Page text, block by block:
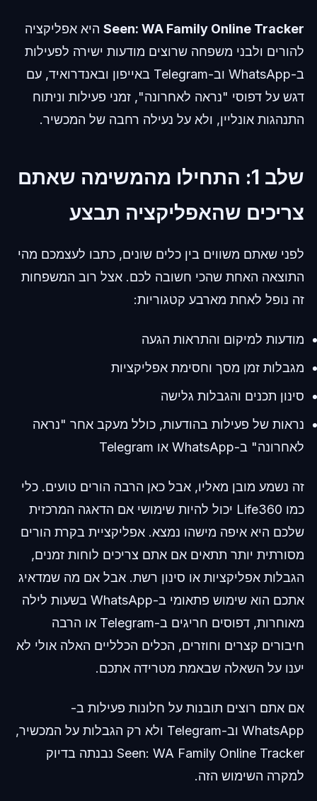
Seen: WA Family Online Trackerהיא אפליקציה
להורים ולבני משפחה שרוצים מודעות ישירה לפעילות
ב-WhatsApp וב-Telegram באייפון ובאנדרואיד, עם
דגש על דפוסי "נראה לאחרונה", זמני פעילות וניתוח
התנהגות אונליין, ולא על נעילה רחבה של המכשיר.
שלב 1: התחילו מהמשימה שאתם
צריכים שהאפליקציה תבצע
לפני שאתם משווים בין כלים שונים, כתבו לעצמכם מהי
התוצאה האחת שהכי חשובה לכם. אצל רוב המשפחות
זה נופל לאחת מארבע קטגוריות:
מודעות למיקום והתראות הגעה
מגבלות זמן מסך וחסימת אפליקציות
סינון תכנים והגבלות גלישה
נראות של פעילות בהודעות, כולל מעקב אחר "נראה
לאחרונה" ב-WhatsApp או Telegram
זה נשמע מובן מאליו, אבל כאן הרבה הורים טועים. כלי
כמו Life360 יכול להיות שימושי אם הדאגה המרכזית
שלכם היא איפה מישהו נמצא. אפליקציית בקרת הורים
מסורתית יותר תתאים אם אתם צריכים לוחות זמנים,
הגבלות אפליקציות או סינון רשת. אבל אם מה שמדאיג
אתכם הוא שימוש פתאומי ב-WhatsApp בשעות לילה
מאוחרות, דפוסים חריגים ב-Telegram או הרבה
חיבורים קצרים וחוזרים, הכלים הכלליים האלה אולי לא
יענו על השאלה שבאמת מטרידה אתכם.
אם אתם רוצים תובנות על חלונות פעילות ב-
WhatsApp וב-Telegram ולא רק הגבלות על המכשיר,
Seen: WA Family Online Tracker נבנתה בדיוק
למקרה השימוש הזה.